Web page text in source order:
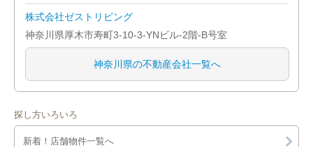
株式会社ゼストリビング
神奈川県厚木市寿町3-10-3-YNビル-2階-B号室
神奈川県の不動産会社一覧へ
探し方いろいろ
新着！店舗物件一覧へ